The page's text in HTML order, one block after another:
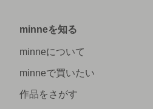
minneを知る
minneについて
minneで買いたい
作品をさがす